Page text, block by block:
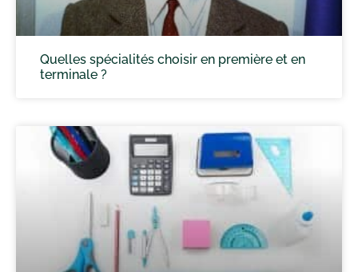
Quelles spécialités choisir en première et en
terminale ?